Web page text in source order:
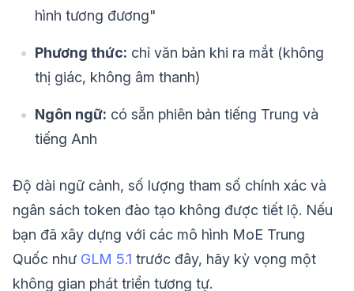
hình tương đương"
Phương thức: chỉ văn bản khi ra mắt (không
thị giác, không âm thanh)
Ngôn ngữ: có sẵn phiên bản tiếng Trung và
tiếng Anh
Độ dài ngữ cảnh, số lượng tham số chính xác và
ngân sách token đào tạo không được tiết lộ. Nếu
bạn đã xây dựng với các mô hình MoE Trung
Quốc như GLM 5.1 trước đây, hãy kỳ vọng một
không gian phát triển tương tự.